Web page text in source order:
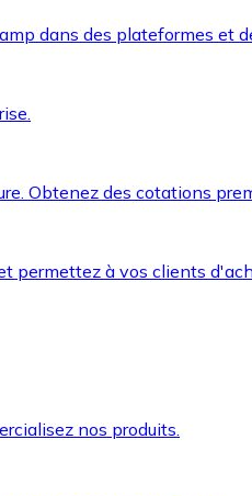
dans des plateformes et
Obtenez des cotations
permettez à vos clients
nos produits.